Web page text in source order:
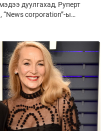
дуулгахад, Руперт
“News сorporation”-ы
шийдсэн байна.
сард энэ хоёр
бүрэн эрхтэй болох юм
Рупертийн хоёр
гарсан хэвлэлийн олон
үзүүлж байсан,
нэгэн аж.